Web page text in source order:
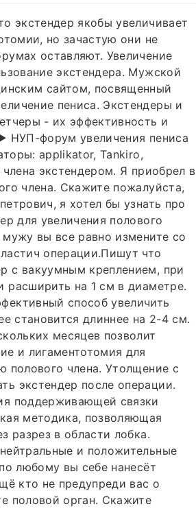
экстендер якобы увеличивает
но зачастую они не
оставляют. Увеличение
экстендера. Мужской
сайтом, посвященный
пениса. Экстендеры и
- их эффективность и
НУП-форум увеличения пениса
applikator, Tankiro,
экстендером. Я приобрел в
члена. Скажите пожалуйста,
я хотел бы узнать про
для увеличения полового
вы все равно измените со
операции.Пишут что
с вакуумным креплением, при
на 1 см в диаметре.
способ увеличить
становится длиннее на 2-4 см.
месяцев позволит
и лигаментотомия для
полового члена. Утолщение с
экстендер после операции.
поддерживающей связки
методика, позволяющая
разрез в области лобка.
и положительные
любому вы себе нанесёт
кто не предупреди вас о
половой орган. Скажите